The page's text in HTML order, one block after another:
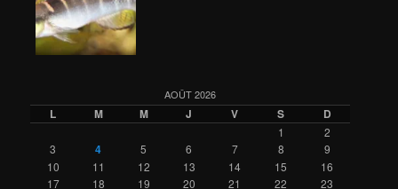
AOÛT 2026
L M M J V S D
1
2
3
4 5 6 7 8
9
10
11 12 13 14 15
16
17
18 19 20 21 22
23